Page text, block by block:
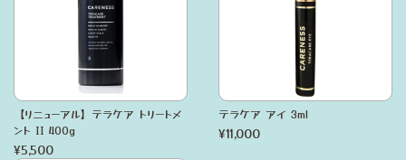
【リニューアル】テラケア トリートメ
ント II 400g
¥5,500
テラケア アイ 3ml
¥11,000